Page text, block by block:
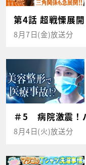
第4話 超戦慄展開
8月7日(金)放送分
＃5 病院激震！
8月4日(火)放送分